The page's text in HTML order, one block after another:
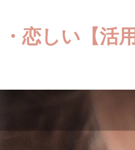
恋しい【活用